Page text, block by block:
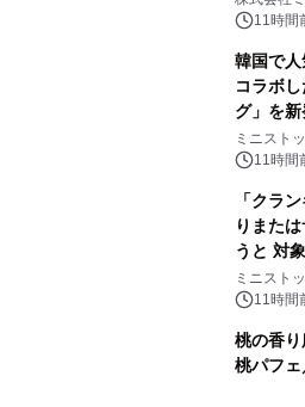
11時間
韓国で
コラボ
グ」を
ミニスト
11時間
「クラ
りまた
うと 対
クーポ
ミニスト
11時間
桃の香
桃パフ